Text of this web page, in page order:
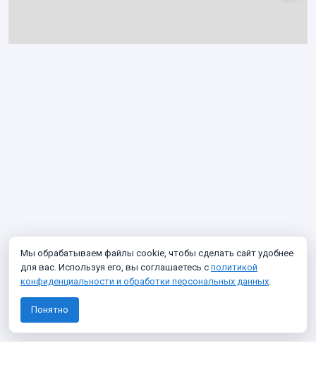
Мы обрабатываем файлы cookie, чтобы сделать сайт удобнее
для вас. Используя его, вы соглашаетесь с политикой
конфиденциальности и обработки персональных данных.
Понятно